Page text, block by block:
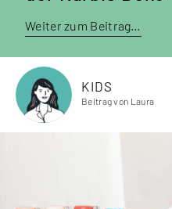
Weiter zum Beitrag…
KIDS
Beitrag von Laura